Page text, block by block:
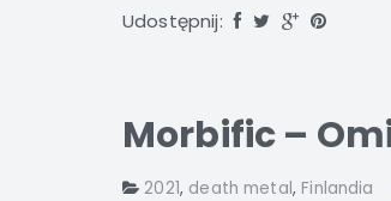
Udostępnij:
Morbific –
2021, death metal, Finlandia